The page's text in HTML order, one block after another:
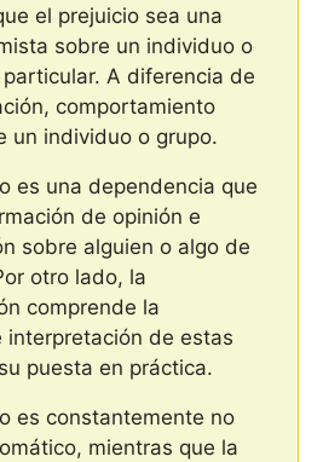
el prejuicio sea una
sobre un individuo o
A diferencia de
comportamiento
un individuo o grupo.
es una dependencia que
de opinión e
sobre alguien o algo de
otro lado, la
comprende la
interpretación de estas
puesta en práctica.
es constantemente no
mientras que la